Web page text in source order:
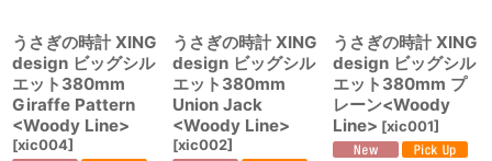
うさぎの時計 XING
design ビッグシル
エット380mm
Giraffe Pattern
<Woody Line>
[xic004]
うさぎの時計 XING
design ビッグシル
エット380mm
Union Jack
<Woody Line>
[xic002]
うさぎの時計 XING
design ビッグシル
エット380mm プ
レーン<Woody
Line> [xic001]